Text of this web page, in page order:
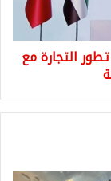
تطور التجارة مع